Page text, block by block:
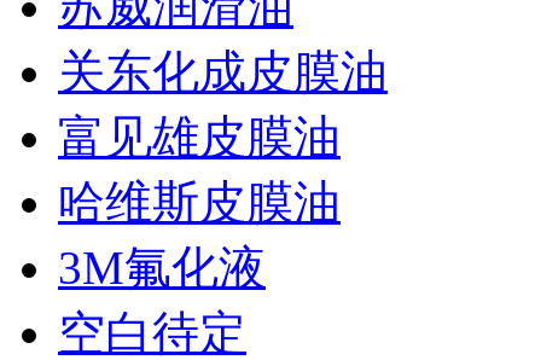
关东化成皮膜油
富见雄皮膜油
哈维斯皮膜油
3M氟化液
空白待定